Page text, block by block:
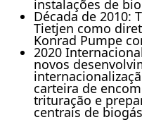
instalações de
Década de 2010:
Tietjen como
Konrad Pumpe
2020
novos
carteira de
trituração e
centrais de